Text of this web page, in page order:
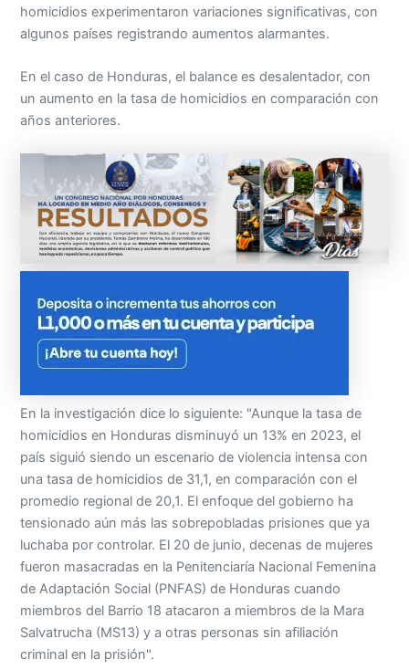
homicidios experimentaron variaciones significativas, con
algunos países registrando aumentos alarmantes.
En el caso de Honduras, el balance es desalentador, con
un aumento en la tasa de homicidios en comparación con
años anteriores.
En la investigación dice lo siguiente: "Aunque la tasa de
homicidios en Honduras disminuyó un 13% en 2023, el
país siguió siendo un escenario de violencia intensa con
una tasa de homicidios de 31,1, en comparación con el
promedio regional de 20,1. El enfoque del gobierno ha
tensionado aún más las sobrepobladas prisiones que ya
luchaba por controlar. El 20 de junio, decenas de mujeres
fueron masacradas en la Penitenciaría Nacional Femenina
de Adaptación Social (PNFAS) de Honduras cuando
miembros del Barrio 18 atacaron a miembros de la Mara
Salvatrucha (MS13) y a otras personas sin afiliación
criminal en la prisión".